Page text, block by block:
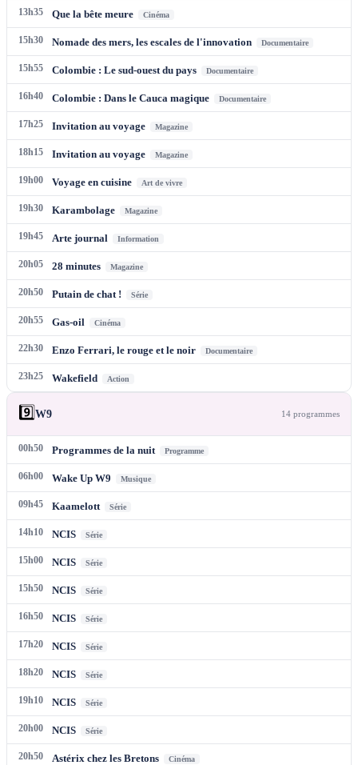
13h35 Que la bête meure Cinéma
15h30 Nomade des mers, les escales de l'innovation Documentaire
15h55 Colombie : Le sud-ouest du pays Documentaire
16h40 Colombie : Dans le Cauca magique Documentaire
17h25 Invitation au voyage Magazine
18h15 Invitation au voyage Magazine
19h00 Voyage en cuisine Art de vivre
19h30 Karambolage Magazine
19h45 Arte journal Information
20h05 28 minutes Magazine
20h50 Putain de chat ! Série
20h55 Gas-oil Cinéma
22h30 Enzo Ferrari, le rouge et le noir Documentaire
23h25 Wakefield Action
9️⃣W9 14 programmes
00h50 Programmes de la nuit Programme
06h00 Wake Up W9 Musique
09h45 Kaamelott Série
14h10 NCIS Série
15h00 NCIS Série
15h50 NCIS Série
16h50 NCIS Série
17h20 NCIS Série
18h20 NCIS Série
19h10 NCIS Série
20h00 NCIS Série
20h50 Astérix chez les Bretons Cinéma